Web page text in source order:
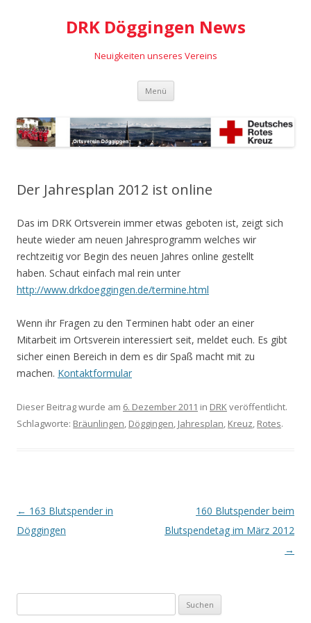
DRK Döggingen News
Neuigkeiten unseres Vereins
Menü Springe
Inhalt
Der Jahresplan 2012 ist online
Das im DRK Ortsverein immer etwas geboten ist, zeigt sich
heute wieder am neuen Jahresprogramm welches wir
rechtzeitig vor Begin des neuen Jahres online gestellt
haben. Schaut einfach mal rein unter
http://www.drkdoeggingen.de/termine.html
Wenn ihr Fragen zu den Terminen habt oder an einer
Mitarbeit im Ortsverein interessiert seit, meldet euch. Es gibt
sicher einen Bereich in dem es dir Spaß macht mit zu
machen. Kontaktformular
Dieser Beitrag wurde am 6. Dezember 2011 in DRKveröffentlicht.
Schlagworte: Bräunlingen, Döggingen, Jahresplan, Kreuz, Rotes.
Beitrags-
Navigation
← 163 Blutspender in
Döggingen
160 Blutspender beim
Blutspendetag im März 2012
→
nach: